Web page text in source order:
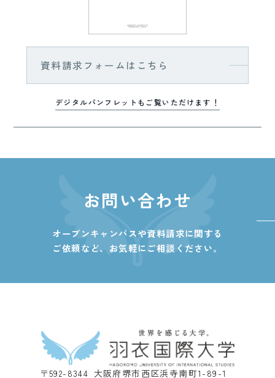
資料請求フォームはこちら
デジタルパンフレットもご覧いただけます！
お問い合わせ
オープンキャンパスや資料請求に関する
ご依頼など、 お気軽にご相談ください。
〒592-8344 大阪府堺市西区浜寺南町1-89-1